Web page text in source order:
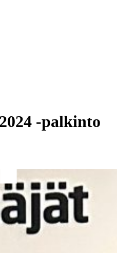
-palkinto